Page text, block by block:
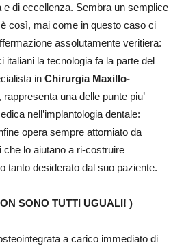
e di eccellenza. Sembra un semplice
così, mai come in questo caso ci
assolutamente veritiera:
italiani la tecnologia fa la parte del
in Chirurgia Maxillo-
una delle punte piu’
nell’implantologia dentale:
opera sempre attorniato da
lo aiutano a ri-costruire
tanto desiderato dal suo paziente.
SONO TUTTI UGUALI! )
a carico immediato di